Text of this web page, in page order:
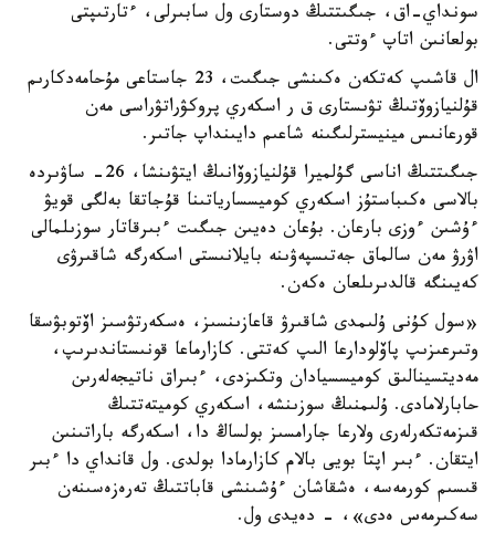
سونداي-اق، جىگىتتىڭ دوستارى ول سابىرلى، ءتارتىپتى
بولعانىن اتاپ ءوتتى.
ال قاشىپ كەتكەن ەكىنشى جىگىت، 23 جاستاعى مۇحامەدكارىم
قۇلنيازوۆتىڭ تۋىستارى ق ر اسكەري پروكۋراتۋراسى مەن
قورعانىس مينيسترلىگىنە شاعىم دايىنداپ جاتىر.
جىگىتتىڭ اناسى گۇلميرا قۇلنيازوۆانىڭ ايتۋىنشا، 26- ساۋىردە
بالاسى ەكىباستۇز اسكەري كوميسسارياتىنا قۇجاتقا بەلگى قويۋ
ءۇشىن ءوزى بارعان. بۇعان دەيىن جىگىت ءبىرقاتار سوزىلمالى
اۋرۋ مەن سالماق جەتىسپەۋىنە بايلانىستى اسكەرگە شاقىرۋى
كەيىنگە قالدىرىلعان ەكەن.
«سول كۇنى ۇلىمدى شاقىرۋ قاعازىنسىز، ەسكەرتۋسىز اۆتوبۋسقا
وتىرعىزىپ پاۆلودارعا الىپ كەتتى. كازارماعا قونىستاندىرىپ،
مەديتسينالىق كوميسسيادان وتكىزدى، ءبىراق ناتيجەلەرىن
حابارلامادى. ۇلىمنىڭ سوزىنشە، اسكەري كوميتەتتىڭ
قىزمەتكەرلەرى ولارعا جارامسىز بولساڭ دا، اسكەرگە باراتىنىن
ايتقان. ءبىر اپتا بويى بالام كازارمادا بولدى. ول قانداي دا ءبىر
قىسىم كورمەسە، ەشقاشان ءۇشىنشى قاباتتىڭ تەرەزەسىنەن
سەكىرمەس ەدى»، - دەيدى ول.